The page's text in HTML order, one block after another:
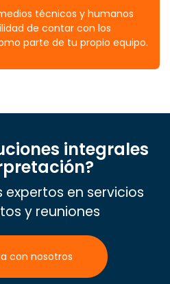
técnicos y humanos
de contar con los
parte de tu propio equipo.
integrales
expertos en servicios
y reuniones
con nosotros